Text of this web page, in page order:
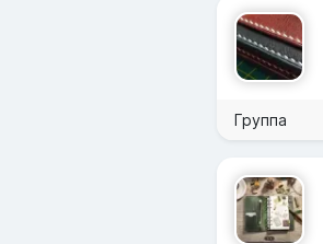
Группа